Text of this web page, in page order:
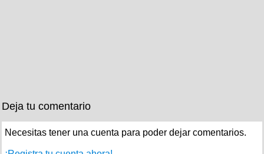
Deja tu comentario
Necesitas tener una cuenta para poder dejar comentarios.